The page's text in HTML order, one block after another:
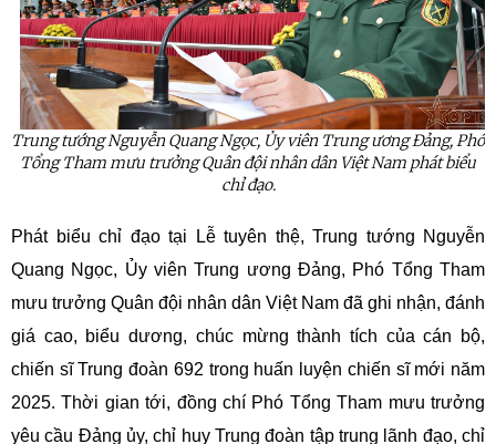
Trung tướng Nguyễn Quang Ngọc, Ủyviên Trung ương Đảng, Phó
Tổng Tham mưu trưởng Quân đội nhân dân Việt Nam phát biểu
chỉ đạo.
Phát biểu chỉ đạo tại Lễ tuyên thệ, Trung tướng Nguyễn
Quang Ngọc, Ủy viên Trung ương Đảng, Phó Tổng Tham
mưu trưởng Quân đội nhân dân Việt Nam đã ghi nhận, đánh
giá cao, biểu dương, chúc mừng thành tích của cán bộ,
chiến sĩ Trung đoàn 692 trong huấn luyện chiến sĩ mới năm
2025. Thời gian tới, đồng chí Phó Tổng Tham mưu trưởng
yêu cầu Đảng ủy, chỉ huy Trung đoàn tập trung lãnh đạo, chỉ